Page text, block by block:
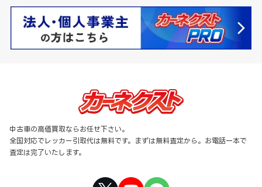
中古車の高価買取ならお任せ下さい。
全国対応でレッカー引取代は無料です。まずは無料査定から。お電話一本で
査定は完了いたします。